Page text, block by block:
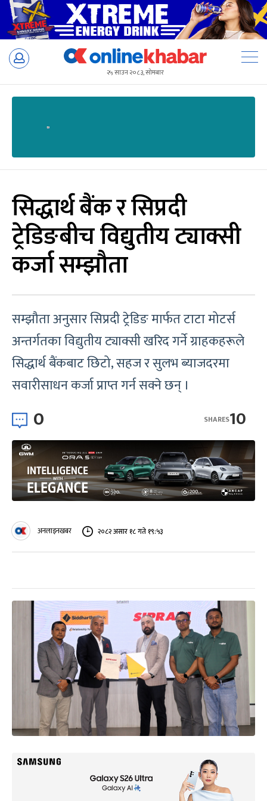
Skip
२५ साउन २०८३, सोमबार
सिद्धार्थ बैंक र सिप्रदी
ट्रेडिङबीच विद्युतीय ट्याक्सी
कर्जा सम्झौता
सम्झौता अनुसार सिप्रदी ट्रेडिङ मार्फत टाटा मोटर्स
अन्तर्गतका विद्युतीय ट्याक्सी खरिद गर्ने ग्राहकहरूले
सिद्धार्थ बैंकबाट छिटो, सहज र सुलभ ब्याजदरमा
सवारीसाधन कर्जा प्राप्त गर्न सक्ने छन् ।
0 10
SHARES
अनलाइनखबर २०८२ असार १८ गते १९:५३